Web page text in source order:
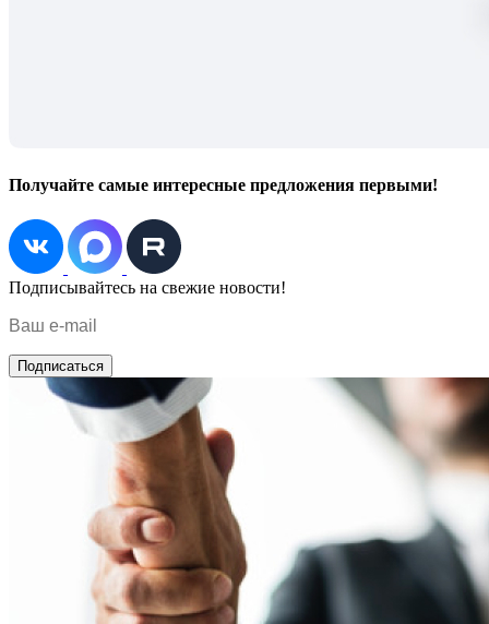
Получайте самые интересные предложения первыми!
Подписывайтесь на свежие новости!
Подписаться